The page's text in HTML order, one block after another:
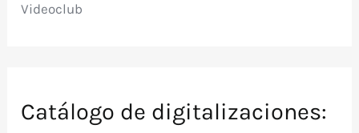
Videoclub
Catálogo de digitalizaciones: